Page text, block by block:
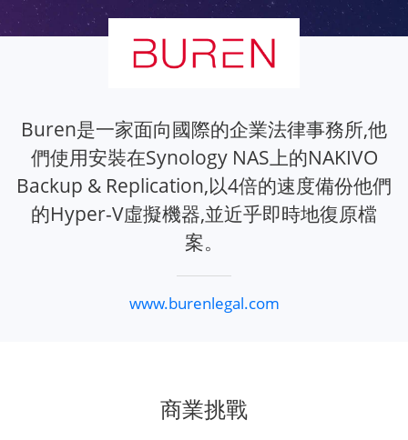
Buren是一家面向國際的企業法律事務所,他
們使用安裝在Synology NAS上的NAKIVO
Backup & Replication,以4倍的速度備份他們
的Hyper-V虛擬機器,並近乎即時地復原檔
案。
www.burenlegal.com
商業挑戰